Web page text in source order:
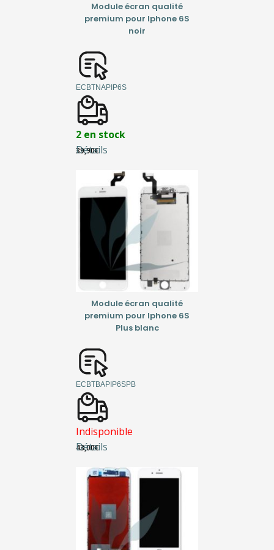
Détails
Module écran qualité
premium pour Iphone 6S
noir
ECBTNAPIP6S
2 en stock
39,90€
Détails
Module écran qualité
premium pour Iphone 6S
Plus blanc
ECBTBAPIP6SPB
Indisponible
43,00€